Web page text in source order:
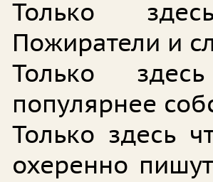
Только
Пожиратели и
Только
популярнее
Только здесь
охеренно